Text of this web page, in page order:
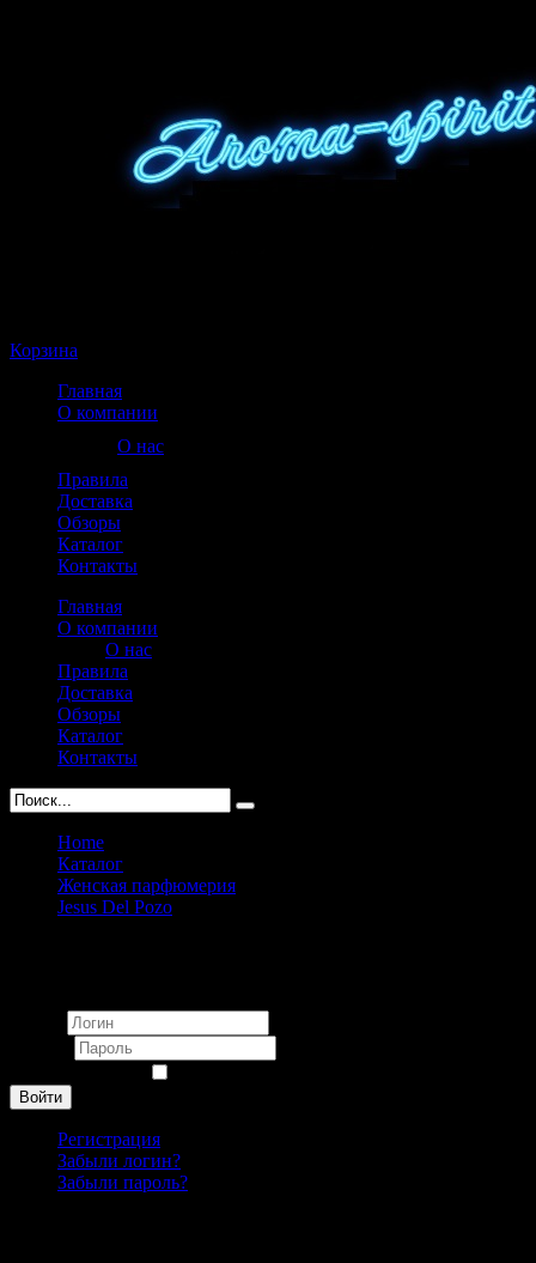
Корзина
Главная
О компании
О нас
Правила
Доставка
Обзоры
Каталог
Контакты
Главная
О компании
О нас
Правила
Доставка
Обзоры
Каталог
Контакты
Home
Каталог
Женская парфюмерия
Jesus Del Pozo
Войти
Регистрация
Забыли логин?
Забыли пароль?